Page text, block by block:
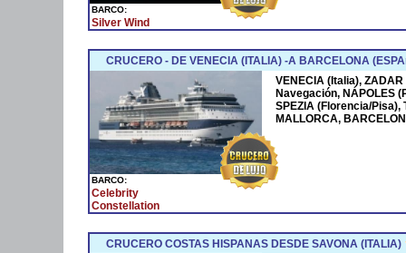
BARCO:
Silver Wind
CRUCERO - DE VENECIA (ITALIA) -A BARCELONA
BARCO:
Celebrity
Constellation
VENECIA (Italia),
Navegación, NÁPOLES
SPEZIA (Florencia/Pisa),
MALLORCA,
CRUCERO COSTAS HISPANAS DESDE SAVONA (ITALIA)